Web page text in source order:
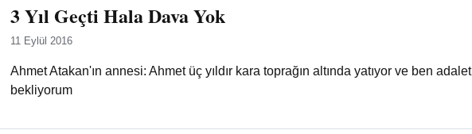
3 Yıl Geçti Hala Dava Yok
11 Eylül 2016
Ahmet Atakan'ın annesi: Ahmet üç yıldır kara toprağın altında yatıyor ve ben adalet
bekliyorum